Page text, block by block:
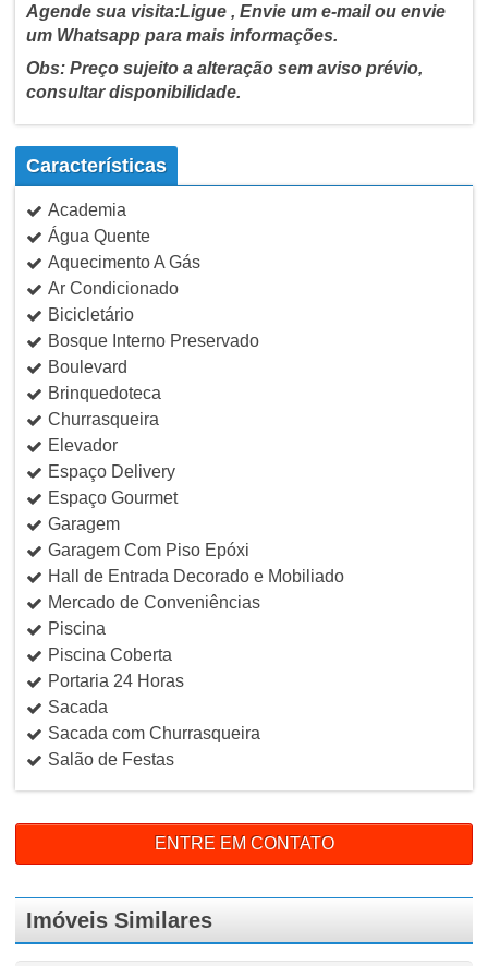
Agende sua visita:Ligue , Envie um e-mail ou envie
um Whatsapp para mais informações.
Obs: Preço sujeito a alteração sem aviso prévio,
consultar disponibilidade.
Características
Academia
Água Quente
Aquecimento A Gás
Ar Condicionado
Bicicletário
Bosque Interno Preservado
Boulevard
Brinquedoteca
Churrasqueira
Elevador
Espaço Delivery
Espaço Gourmet
Garagem
Garagem Com Piso Epóxi
Hall de Entrada Decorado e Mobiliado
Mercado de Conveniências
Piscina
Piscina Coberta
Portaria 24 Horas
Sacada
Sacada com Churrasqueira
Salão de Festas
ENTRE EM CONTATO
Imóveis Similares